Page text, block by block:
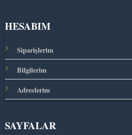
HESABIM
Siparişlerim
Bilgilerim
Adreslerim
SAYFALAR